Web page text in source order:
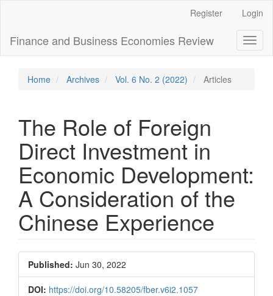
Content
Sidebar
Register Login
Finance and Business Economies Review
Home Archives Vol. 6 No. 2 (2022) Articles
The Role of Foreign
Direct Investment in
Economic Development:
A Consideration of the
Chinese Experience
Article
Sidebar
Published: Jun 30, 2022
DOI: https://doi.org/10.58205/fber.v6i2.1057